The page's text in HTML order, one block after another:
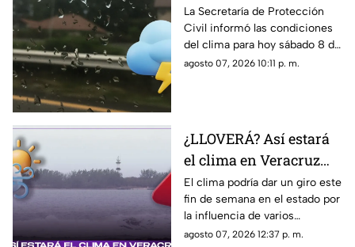
el clima en el estado de
Veracruz hoy 8 de
agosto de 2026
La Secretaría de Protección
Civil informó las condiciones
del clima para hoy sábado 8 de
agosto de 2026 en Veracruz;
diferentes municipios de la
entidad.
agosto 07, 2026 10:11 p. m.
¿LLOVERÁ? Así estará
el clima en Veracruz
este fin de semana
El clima podría dar un giro este
fin de semana en el estado por
la influencia de varios
sistemas meteorológicos. En
agosto 07, 2026 12:37 p. m.